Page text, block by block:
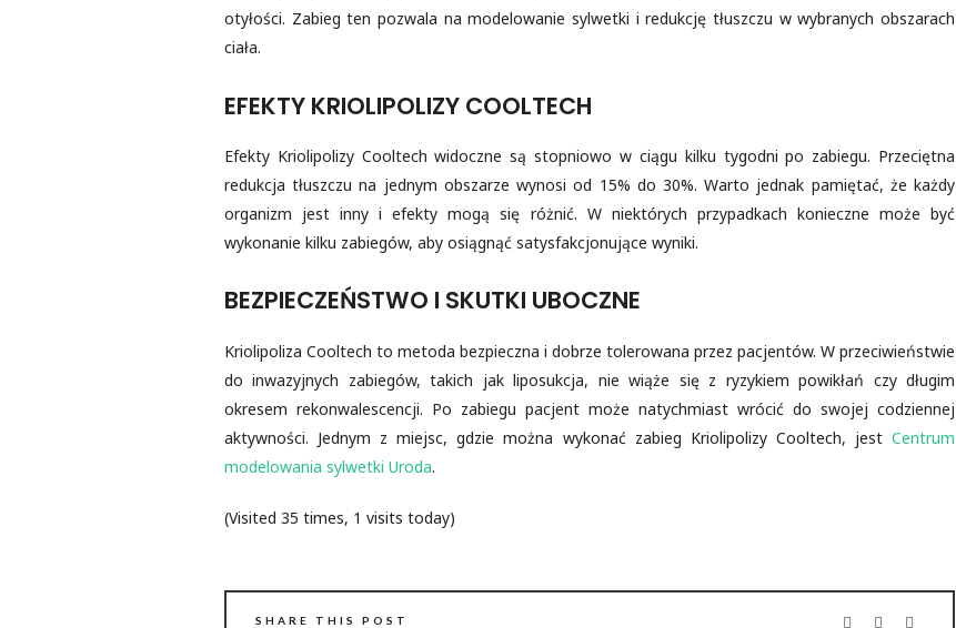
otyłości. Zabieg ten pozwala na modelowanie sylwetki i redukcję tłuszczu w wybranych obszarach
ciała.
EFEKTY KRIOLIPOLIZY COOLTECH
Efekty Kriolipolizy Cooltech widoczne są stopniowo w ciągu kilku tygodni po zabiegu. Przeciętna
redukcja tłuszczu na jednym obszarze wynosi od 15% do 30%. Warto jednak pamiętać, że każdy
organizm jest inny i efekty mogą się różnić. W niektórych przypadkach konieczne może być
wykonanie kilku zabiegów, aby osiągnąć satysfakcjonujące wyniki.
BEZPIECZEŃSTWO I SKUTKI UBOCZNE
Kriolipoliza Cooltech to metoda bezpieczna i dobrze tolerowana przez pacjentów. W przeciwieństwie
do inwazyjnych zabiegów, takich jak liposukcja, nie wiąże się z ryzykiem powikłań czy długim
okresem rekonwalescencji. Po zabiegu pacjent może natychmiast wrócić do swojej codziennej
aktywności. Jednym z miejsc,gdzie można wykonać zabieg Kriolipolizy Cooltech, jestCentrum
modelowania sylwetki Uroda.
(Visited 35 times, 1 visits today)
SHARE THIS POST